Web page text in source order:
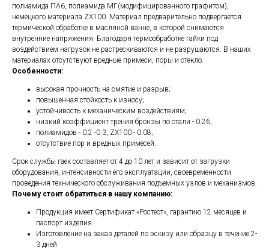
полиамида ПА6, полиамида МГ(модифицированного графитом),
немецкого материала ZX100. Материал предварительно подвергается
термической обработке в масляной ванне, в которой снимаются
внутренние напряжения. Благодаря термообработке гайки под
воздействием нагрузок не растрескиваются и не разрушаются. В наших
материалах отсутствуют вредные примеси, поры и стекло.
Особенности:
высокая прочность на смятие и разрыв;
повышенная стойкость к износу;
устойчивость к механическим воздействиям;
низкий коэффициент трения бронзы по стали - 0.26,
полиамидов - 0.2 -0.3, ZX100 - 0.08;
отсутствие пор и вредных примесей.
Срок службы гаек составляет от 4 до 10 лет и зависит от загрузки
оборудования, интенсивности его эксплуатации, своевременности
проведения технического обслуживания подъемных узлов и механизмов.
Почему стоит обратиться в нашу компанию:
Продукция имеет Сертификат «Ростест», гарантию 12 месяцев и
паспорт изделия.
Изготовление на заказ деталей по эскизу или образцу в течение 2-
3 дней.